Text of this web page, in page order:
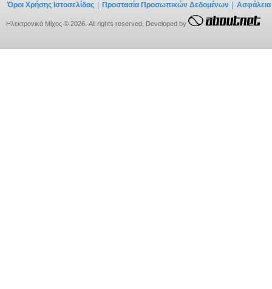
Όροι Χρήσης Ιστοσελίδας
Προστασία Προσωπικών Δεδομένων
Ηλεκτρονικά Μίχος © 2026. All rights reserved. Developed by